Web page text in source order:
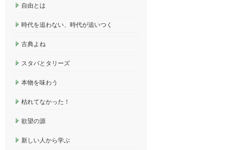
自由とは
時代を追わない、時代が追いつく
古典よね
スタバとタリーズ
本物を味わう
枯れてなかった！
欲望の源
新しい人から学ぶ